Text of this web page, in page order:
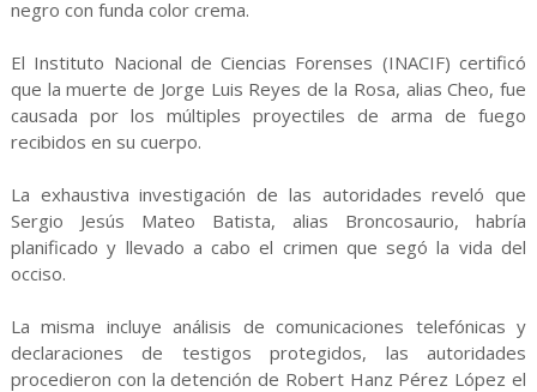
negro con funda color crema.
El Instituto Nacional de Ciencias Forenses (INACIF) certificó
que la muerte de Jorge Luis Reyes de la Rosa, alias Cheo, fue
causada por los múltiples proyectiles de arma de fuego
recibidos en su cuerpo.
La exhaustiva investigación de las autoridades reveló que
Sergio Jesús Mateo Batista, alias Broncosaurio, habría
planificado y llevado a cabo el crimen que segó la vida del
occiso.
La misma incluye análisis de comunicaciones telefónicas y
declaraciones de testigos protegidos, las autoridades
procedieron con la detención de Robert Hanz Pérez López el